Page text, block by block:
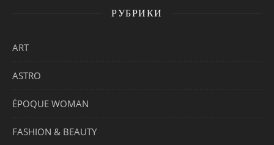
РУБРИКИ
ART
ASTRO
ÉPOQUE WOMAN
FASHION & BEAUTY